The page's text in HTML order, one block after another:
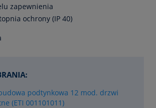
zapewnienia
ochrony (IP 40)
podtynkowa 12 mod. drzwi
(ETI 001101011)